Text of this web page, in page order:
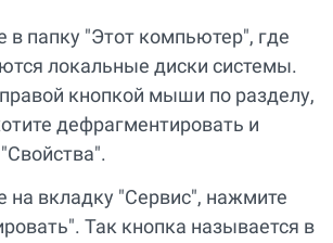
в папку "Этот компьютер", где
локальные диски системы.
кнопкой мыши по разделу,
дефрагментировать и
на вкладку "Сервис", нажмите
Так кнопка называется в